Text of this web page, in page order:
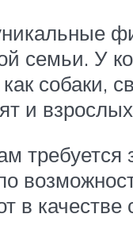
семьи. У
собаки,
и
в